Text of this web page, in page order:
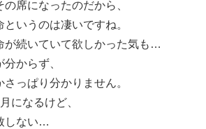
席になったのだから、
いうのは凄いですね。
が続いていて欲しかった気も…
からず、
っぱり分かりません。
になるけど、
しない…